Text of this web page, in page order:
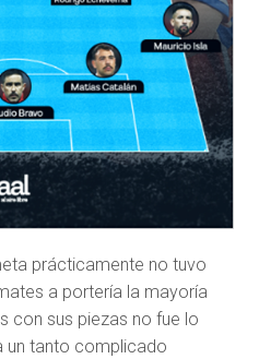
prácticamente no tuvo
a portería la mayoría
con sus piezas no fue lo
un tanto complicado